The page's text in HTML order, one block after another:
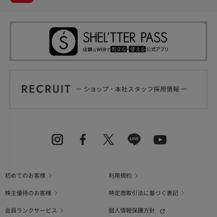
初めてのお客様
利用規約
株主優待のお客様
特定商取引法に基づく表記
会員ランクサービス
個人情報保護方針